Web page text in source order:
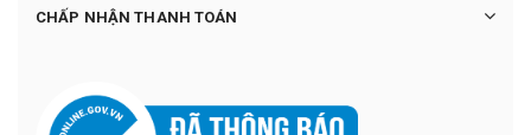
CHẤP NHẬN THANH TOÁN